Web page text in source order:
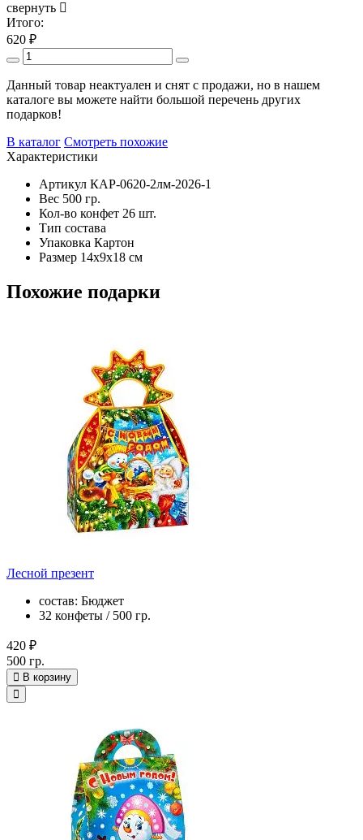
свернуть
Итого:
620 ₽
Данный товар неактуален и снят с продажи, но в нашем
каталоге вы можете найти большой перечень других
подарков!
В каталог Смотреть похожие
Характеристики
Артикул КАР-0620-2лм-2026-1
Вес 500 гр.
Кол-во конфет 26 шт.
Тип состава
Упаковка Картон
Размер 14х9х18 см
Похожие подарки
Лесной презент
состав: Бюджет
32 конфеты / 500 гр.
420 ₽
500 гр.
В корзину